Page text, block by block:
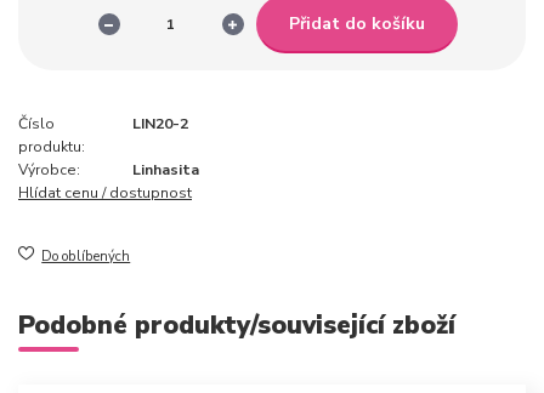
Přidat do košíku
Číslo
produktu:
LIN20-2
Výrobce:
Linhasita
Hlídat cenu / dostupnost
Do oblíbených
Podobné produkty/související zboží